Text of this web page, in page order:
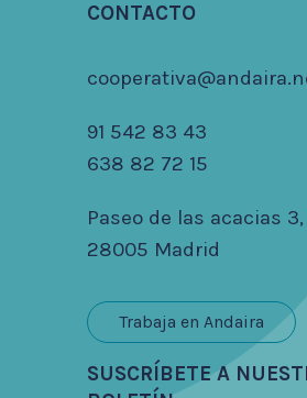
CONTACTO
91 542 83 43
638 82 72 15
Paseo de las acacias 3,
28005 Madrid
Trabaja en Andaira
SUSCRÍBETE A